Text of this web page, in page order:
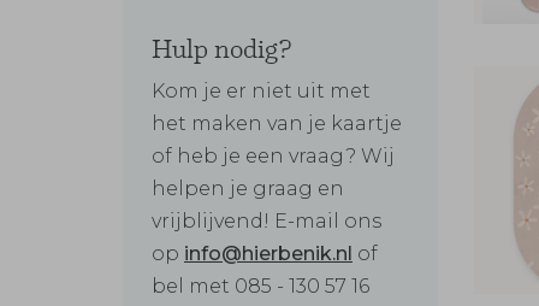
Hulp nodig?
Kom je er niet uit met
het maken van je kaartje
of heb je een vraag? Wij
helpen je graag en
vrijblijvend! E-mail ons
op info@hierbenik.nl of
bel met 085 - 130 57 16